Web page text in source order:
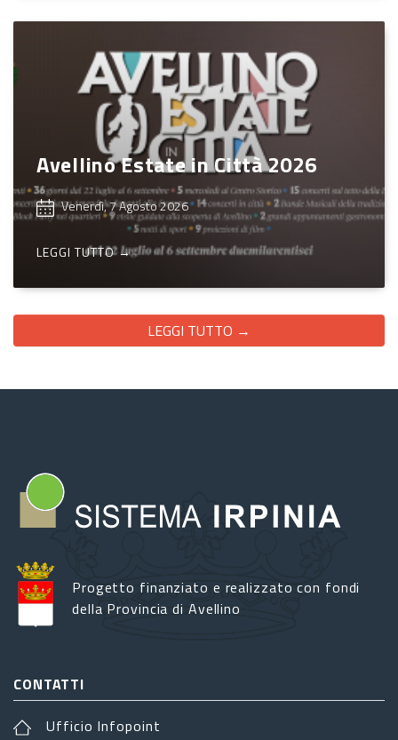
Avellino Estate in Città 2026
Venerdì, 7 Agosto 2026
LEGGI TUTTO →
LEGGI TUTTO →
Progetto finanziato e realizzato con fondi
della Provincia di Avellino
CONTATTI
Ufficio Infopoint